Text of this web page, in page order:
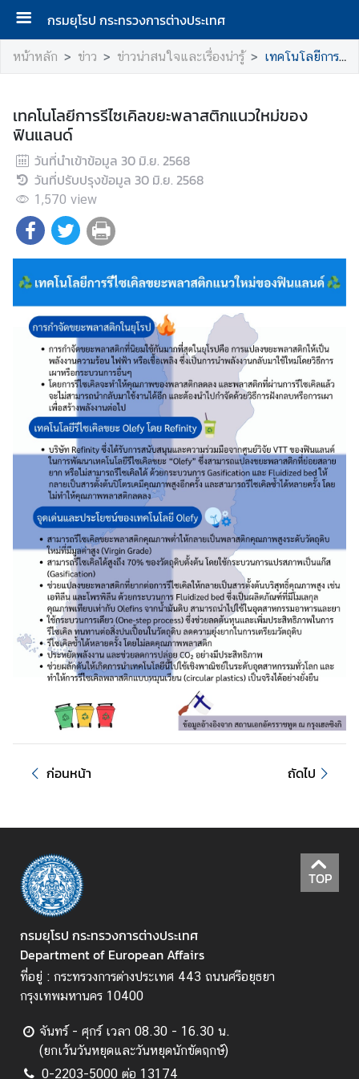
กรมยุโรป กระทรวงการต่างประเทศ
ห
แ
ร
ก
ร
ม
ยุ
โ
ร
ก
ร
ฏิ
บั
า
น
ร
ะ
ท
ศ
ป
บ
ค
ว
า
ม
ต
ก
ล
ว่
า
ด้
หน้าหลัก ข่าว ข่าวน่าสนใจและเรื่องน่ารู้ เทคโนโลยีการรีไซเคิลขยะพลาสติกแนวใหม่ของฟินแลนด์
เทคโนโลยีการรีไซเคิลขยะพลาสติกแนวใหม่ของ
ฟินแลนด์
วันที่นำเข้าข้อมูล 30 มิ.ย. 2568
วันที่ปรับปรุงข้อมูล 30 มิ.ย. 2568
1,570 view
ก่อนหน้า ถัดไป
TOP
กรมยุโรป กระทรวงการต่างประเทศ
Department of European Affairs
ที่อยู่ : กระทรวงการต่างประเทศ 443 ถนนศรีอยุธยา
กรุงเทพมหานคร 10400
จันทร์ - ศุกร์ เวลา 08.30 - 16.30 น.
(ยกเว้นวันหยุดและวันหยุดนักขัตฤกษ์)
0-2203-5000 ต่อ 13174